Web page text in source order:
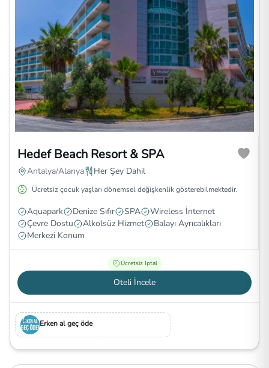
Hedef Beach Resort & SPA
Antalya/Alanya Her Şey Dahil
Ücretsiz çocuk yaşları dönemsel değişkenlik gösterebilmektedir.
Aquapark Denize Sıfır SPA
Wireless İnternet
Çevre Dostu
Alkolsüz Hizmet
Balayı Ayrıcalıkları
Merkezi Konum
Ücretsiz İptal
Oteli İncele
Erken al geç öde